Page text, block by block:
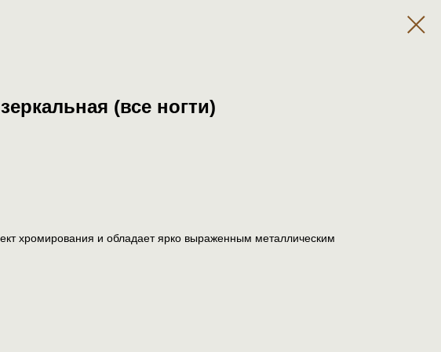
(все ногти)
хромирования и обладает ярко выраженным металлическим